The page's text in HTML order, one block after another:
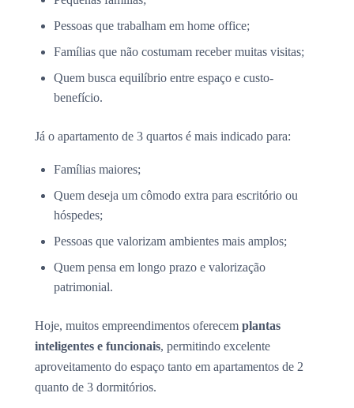
Pessoas que trabalham em home office;
Famílias que não costumam receber muitas visitas;
Quem busca equilíbrio entre espaço e custo-
benefício.
Já o apartamento de 3 quartos é mais indicado para:
Famílias maiores;
Quem deseja um cômodo extra para escritório ou
hóspedes;
Pessoas que valorizam ambientes mais amplos;
Quem pensa em longo prazo e valorização
patrimonial.
Hoje, muitos empreendimentos oferecem plantas
inteligentes e funcionais, permitindo excelente
aproveitamento do espaço tanto em apartamentos de 2
quanto de 3 dormitórios.